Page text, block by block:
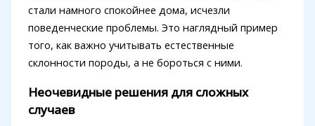
стали намного спокойнее дома, исчезли
поведенческие проблемы. Это наглядный пример
того, как важно учитывать естественные
склонности породы, а не бороться с ними.
Неочевидные решения для сложных
случаев